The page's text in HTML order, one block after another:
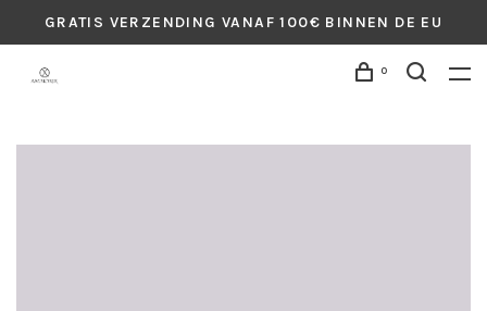
GRATIS VERZENDING VANAF 100€ BINNEN DE EU
0